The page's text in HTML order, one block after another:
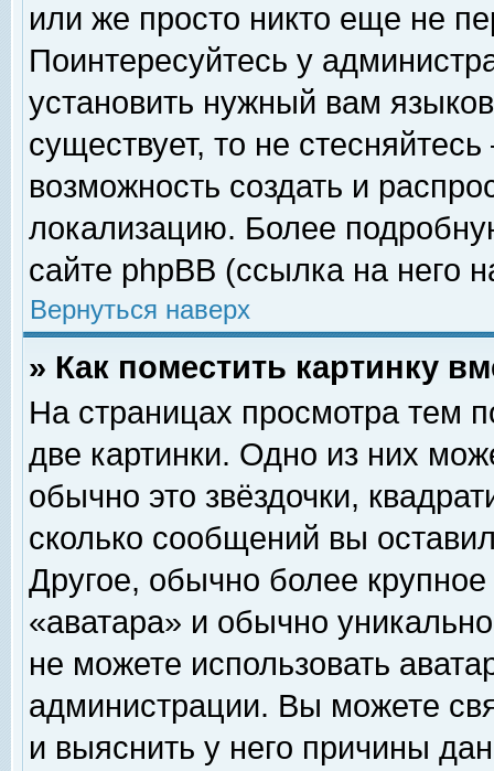
или же просто никто еще не
Поинтересуйтесь у
установить нужный вам
существует, то не
возможность создать и
локализацию. Более
сайте phpBB (ссылка на него
Вернуться наверх
» Как поместить картинку
На страницах просмотра тем
две картинки. Одно из них
обычно это звёздочки,
сколько сообщений вы
Другое, обычно более
«аватара» и обычно
не можете использовать
администрации. Вы можете
и выяснить у него причины